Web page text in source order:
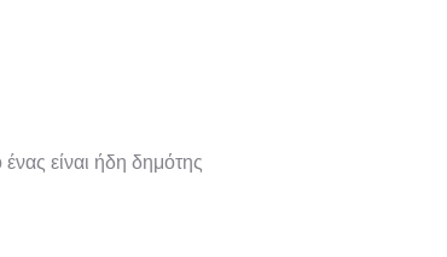
είναι ήδη δημότης